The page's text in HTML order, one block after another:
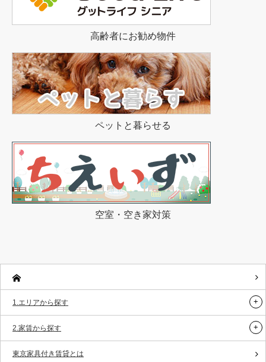
高齢者にお勧め物件
ペットと暮らせる
空室・空き家対策
1.エリアから探す
2.家賃から探す
東京家具付き賃貸とは